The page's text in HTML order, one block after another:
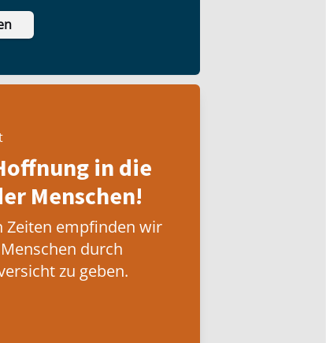
in die
Menschen!
Zeiten empfinden wir
durch
zu geben.